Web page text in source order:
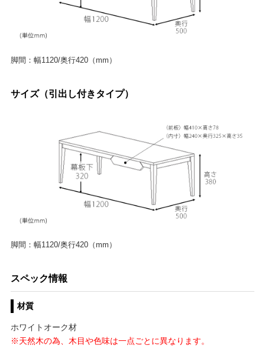
脚間：幅1120/奥行420（mm）
サイズ（引出し付きタイプ）
脚間：幅1120/奥行420（mm）
スペック情報
材質
ホワイトオーク材
※天然木の為、木目や色味は一点ごとに異なります。